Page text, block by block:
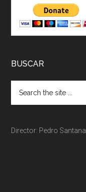
BUSCAR
Director: Pedro Santana